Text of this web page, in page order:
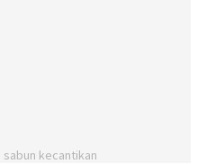
kecantikan